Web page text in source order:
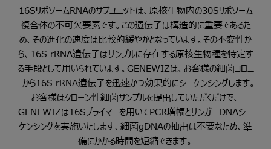
16SリボソームRNAのサブユニットは、原核生物内の30Sリボソーム
複合体の不可欠要素です。この遺伝子は構造的に重要であるた
め、その進化の速度は比較的緩やかとなっています。その不変性か
ら、16S rRNA遺伝子はサンプルに存在する原核生物種を特定す
る手段として用いられています。GENEWIZは、お客様の細菌コロニ
ーから16S rRNA遺伝子を迅速かつ効果的にシーケンシングします。
お客様はクローン性細菌サンプルを提出していただくだけで、
GENEWIZは16Sプライマーを用いてPCR増幅とサンガーDNAシー
ケンシングを実施いたします、細菌gDNAの抽出は不要なため、準
備にかかる時間を短縮できます。